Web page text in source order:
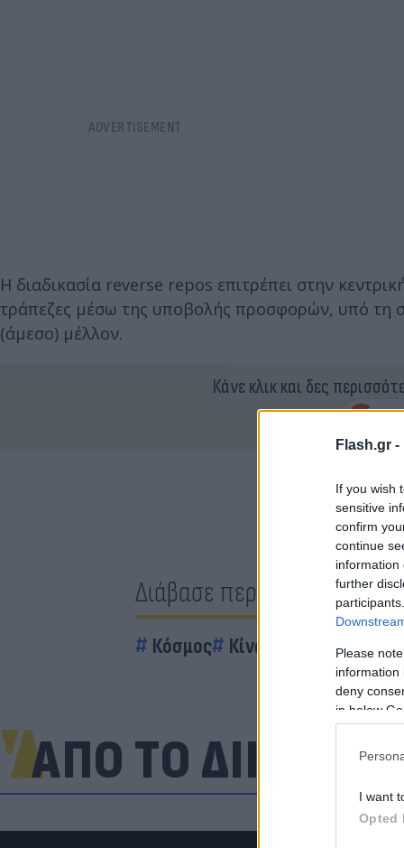
Flash.gr -
If you wish
sensitive
confirm
continue
information
further
Please
information
deny
in below
I want
Opted
Η διαδικασία reverse repos επιτρέπει στην
τράπεζες μέσω της υποβολής προσφορών, υπό τη
(άμεσο) μέλλον.
Κάνε κλικ και δες
Διάβασε περισσότερα
Κόσμος Κίνα
ΑΠΟ ΤΟ ΔΙΚΤΥΟ